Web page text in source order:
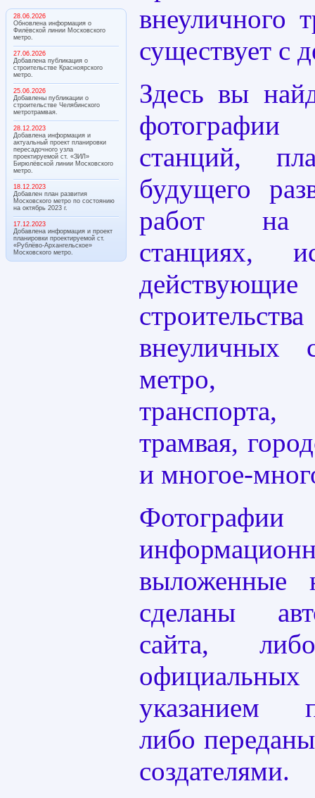
28.06.2026
Обновлена информация о
Филёвской линии Московского
метро.
27.06.2026
Добавлена публикация о
строительстве Красноярского
метро.
25.06.2026
Добавлены публикации о
строительстве Челябинского
метротрамвая.
28.12.2023
Добавлена информация и
актуальный проект планировки
пересадочного узла
проектируемой ст. «ЗИЛ»
Бирюлёвской линии Московского
метро.
18.12.2023
Добавлен план развития
Московского метро по состоянию
на октябрь 2023 г.
17.12.2023
Добавлена информация и проект
планировки проектируемой ст.
«Рублёво-Архангельское»
Московского метро.
внеуличного
существует с
Здесь вы
фотографии
станций,
будущего
работ на
станциях,
внеуличных
метро,
трамвая,
и многое-
выложенные
сделаны
сайта,
указанием
либо
создателями.